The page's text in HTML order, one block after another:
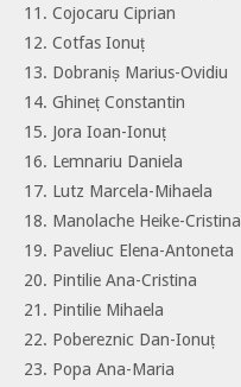
11. Cojocaru Ciprian
12. Cotfas Ionuț
13. Dobraniș Marius-Ovidiu
14. Ghineț Constantin
15. Jora Ioan-Ionuț
16. Lemnariu Daniela
17. Lutz Marcela-Mihaela
18. Manolache Heike-Cristina
19. Paveliuc Elena-Antoneta
20. Pintilie Ana-Cristina
21. Pintilie Mihaela
22. Pobereznic Dan-Ionuț
23. Popa Ana-Maria